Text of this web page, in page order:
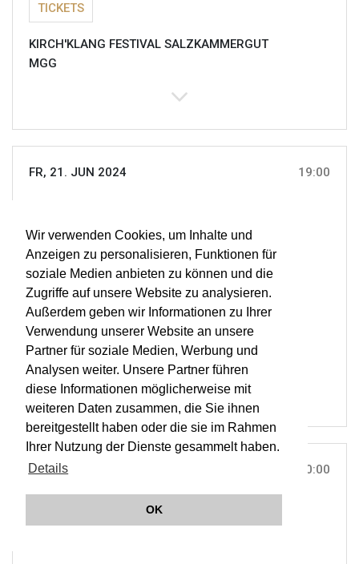
Wir verwenden Cookies, um Inhalte und
Anzeigen zu personalisieren, Funktionen für
soziale Medien anbieten zu können und die
Zugriffe auf unsere Website zu analysieren.
Außerdem geben wir Informationen zu Ihrer
Verwendung unserer Website an unsere
Partner für soziale Medien, Werbung und
Analysen weiter. Unsere Partner führen
diese Informationen möglicherweise mit
weiteren Daten zusammen, die Sie ihnen
bereitgestellt haben oder die sie im Rahmen
Ihrer Nutzung der Dienste gesammelt haben.
Details
OK
TICKETS
KIRCH'KLANG FESTIVAL SALZKAMMERGUT
MGG
FR, 21. JUN 2024 19:00
LISZT & BRUCKNER
TICKETS
ORCHESTER WIENER AKADEMIE
MARTIN HASELBÖCK
KIRCH'KLANG FESTIVAL SALZKAMMERGUT
SA, 22. JUN 2024 10:00
GEMEINDEAMT, MONDSEE |
Ö1 Klassik Treffpunkt live aus Mondsee